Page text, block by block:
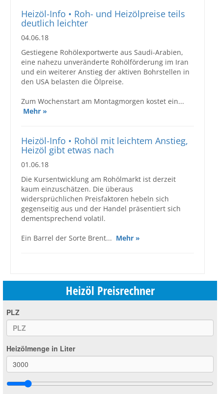
Heizöl-Info • Roh- und Heizölpreise teils
deutlich leichter
04.06.18
Gestiegene Rohölexportwerte aus Saudi-Arabien,
eine nahezu unveränderte Rohölförderung im Iran
und ein weiterer Anstieg der aktiven Bohrstellen in
den USA belasten die Ölpreise.
Zum Wochenstart am Montagmorgen kostet ein...
Mehr »
Heizöl-Info • Rohöl mit leichtem Anstieg,
Heizöl gibt etwas nach
01.06.18
Die Kursentwicklung am Rohölmarkt ist derzeit
kaum einzuschätzen. Die überaus
widersprüchlichen Preisfaktoren hebeln sich
gegenseitig aus und der Handel präsentiert sich
dementsprechend volatil.
Ein Barrel der Sorte Brent... Mehr »
Heizöl Preisrechner
PLZ
Heizölmenge in Liter